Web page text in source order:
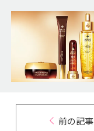
前の記事